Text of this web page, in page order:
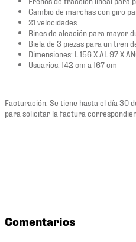
Cambio de marchas con giro
21 velocidades.
Rines de aleación para mayor
Biela de 3 piezas para un tren
Dimensiones: L.156 X AL.97 X
Usuarios: 142 cm a 167 cm
Facturación: Se tiene hasta el día 30
para solicitar la factura
Comentarios